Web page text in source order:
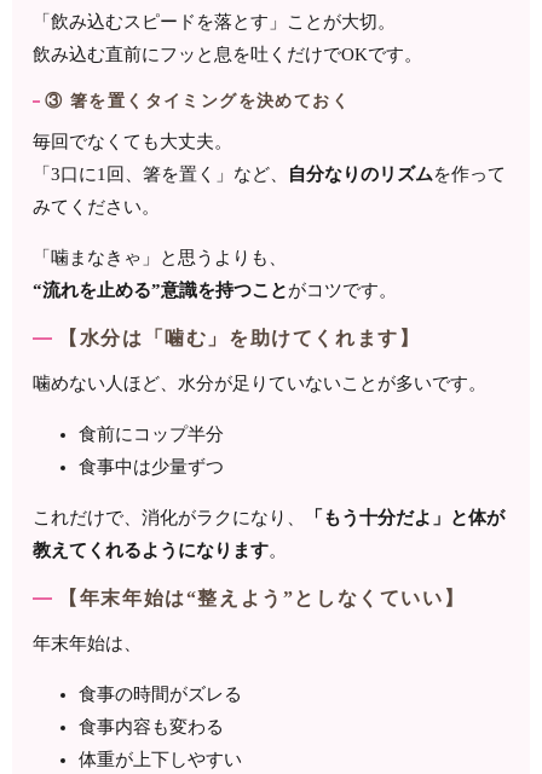
「飲み込むスピードを落とす」ことが大切。
飲み込む直前にフッと息を吐くだけでOKです。
③ 箸を置くタイミングを決めておく
毎回でなくても大丈夫。
「3口に1回、箸を置く」など、
自分なりのリズムを作って
みてください。
「噛まなきゃ」と思うよりも、
“流れを止める”意識を持つことがコツです。
【水分は「噛む」を助けてくれます】
噛めない人ほど、水分が足りていないことが多いです。
食前にコップ半分
食事中は少量ずつ
これだけで、消化がラクになり、
「もう十分だよ」と体が
教えてくれるようになります。
【年末年始は“整えよう”としなくていい】
年末年始は、
食事の時間がズレる
食事内容も変わる
体重が上下しやすい